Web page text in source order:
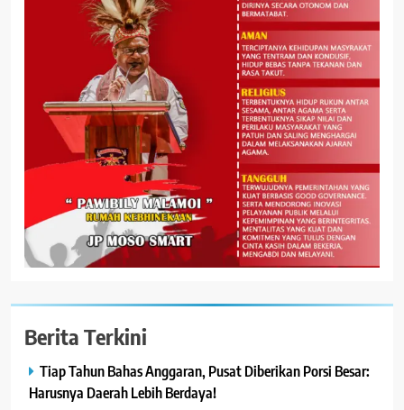
Berita Terkini
Tiap Tahun Bahas Anggaran, Pusat Diberikan Porsi Besar:
Harusnya Daerah Lebih Berdaya!